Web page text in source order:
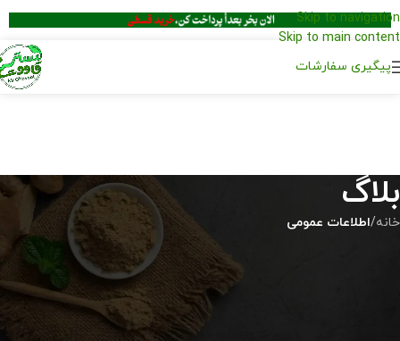
Skip to navigation
Skip to main content
پیگیری سفارشات
بلاگ
خانه/اطلاعات عمومی
اطلاعات عمومی
برای تقویت حافظه چه بخوریم؟
خوراکی‌ های طبیعی و گیاهی برای